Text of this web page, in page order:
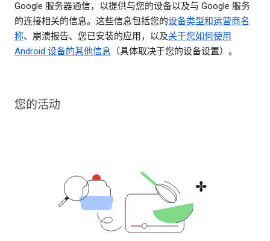
Google 服务器通信，以提供与您的设备以及与 Google 服务
的连接相关的信息。这些信息包括您的设备类型和运营商名
称、崩溃报告、您已安装的应用，以及关于您如何使用
Android 设备的其他信息 （具体取决于您的设备设置）。
您的活动